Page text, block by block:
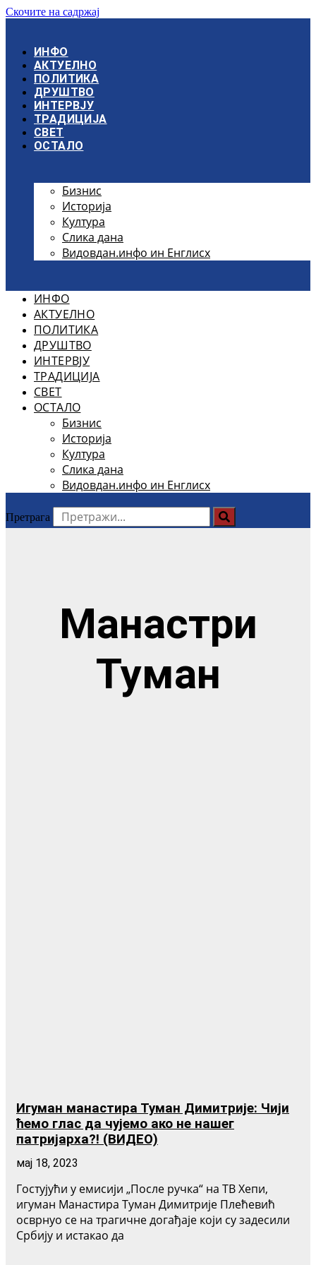
Скочите на садржај
ИНФО
АКТУЕЛНО
ПОЛИТИКА
ДРУШТВО
ИНТЕРВЈУ
ТРАДИЦИЈА
СВЕТ
ОСТАЛО
Бизнис
Историја
Култура
Слика дана
Видовдан.инфо ин Енглисх
ИНФО
АКТУЕЛНО
ПОЛИТИКА
ДРУШТВО
ИНТЕРВЈУ
ТРАДИЦИЈА
СВЕТ
ОСТАЛО
Бизнис
Историја
Култура
Слика дана
Видовдан.инфо ин Енглисх
Претрага
Манастри
Туман
Игуман манастира Туман Димитрије: Чији
ћемо глас да чујемо ако не нашег
патријарха?! (ВИДЕО)
мај 18, 2023
Гостујући у емисији „После ручка“ на ТВ Хепи,
игуман Манастира Туман Димитрије Плећевић
осврнуо се на трагичне догађаје који су задесили
Србију и истакао да